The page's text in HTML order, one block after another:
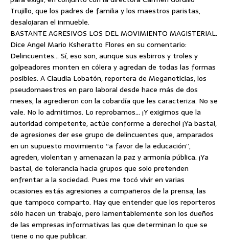
Trujillo, que los padres de familia y los maestros paristas,
desalojaran el inmueble.
BASTANTE AGRESIVOS LOS DEL MOVIMIENTO MAGISTERIAL.
Dice Angel Mario Ksheratto Flores en su comentario:
Delincuentes… Sí, eso son, aunque sus esbirros y troles y
golpeadores monten en cólera y agredan de todas las formas
posibles. A Claudia Lobatón, reportera de Meganoticias, los
pseudomaestros en paro laboral desde hace más de dos
meses, la agredieron con la cobardía que les caracteriza. No se
vale. No lo admitimos. Lo reprobamos… ¡Y exigimos que la
autoridad competente, actúe conforme a derecho! ¡Ya basta!,
de agresiones der ese grupo de delincuentes que, amparados
en un supuesto movimiento “a favor de la educación”,
agreden, violentan y amenazan la paz y armonía pública. ¡Ya
basta!, de tolerancia hacia grupos que solo pretenden
enfrentar a la sociedad. Pues me tocó vivir en varias
ocasiones estás agresiones a compañeros de la prensa, las
que tampoco comparto. Hay que entender que los reporteros
sólo hacen un trabajo, pero lamentablemente son los dueños
de las empresas informativas las que determinan lo que se
tiene o no que publicar.